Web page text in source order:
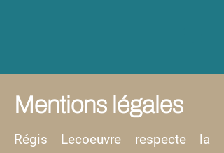
Mentions légales
Régis Lecoeuvre respecte la